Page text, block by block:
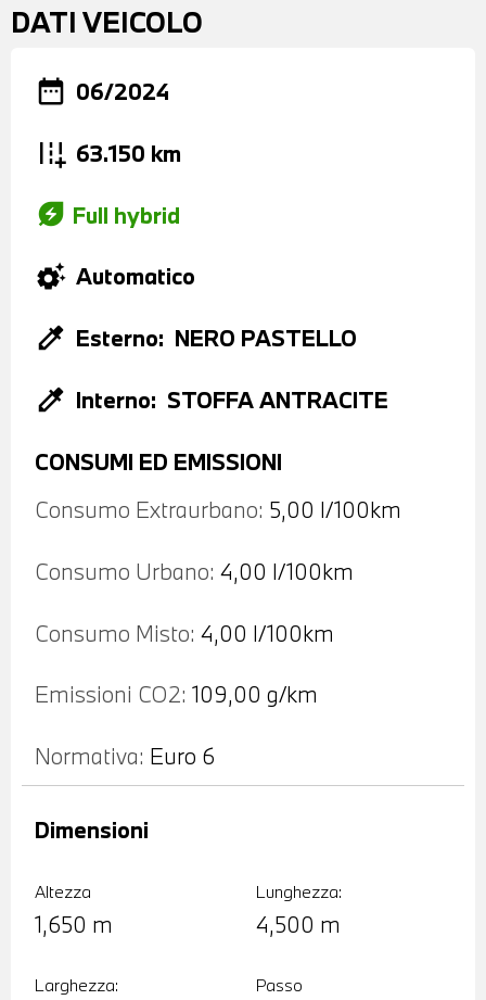
DATI VEICOLO
date_range 06/2024
add_road 63.150 km
energy_savings_leaf Full hybrid
settings_suggest Automatico
colorize Esterno: NERO PASTELLO
colorize Interno: STOFFA ANTRACITE
CONSUMI ED EMISSIONI
Consumo Extraurbano: 5,00 l/100km
Consumo Urbano: 4,00 l/100km
Consumo Misto: 4,00 l/100km
Emissioni CO2: 109,00 g/km
Normativa: Euro 6
Altezza
1,650 m
Lunghezza:
4,500 m
Dimensioni
Larghezza: Passo